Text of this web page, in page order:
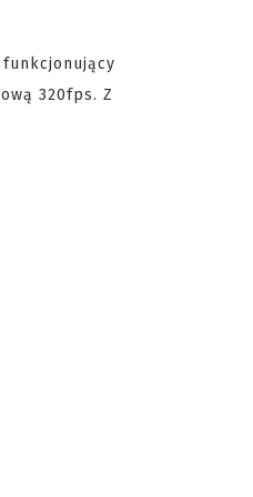
320fps. Z